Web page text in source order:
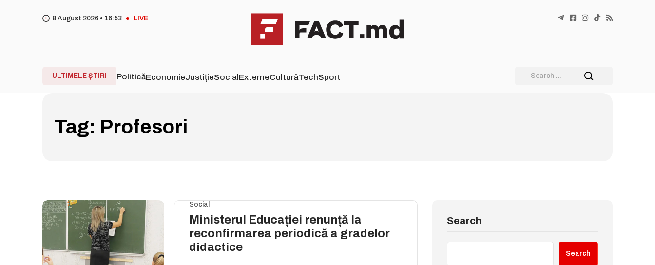
8 August 2026 • 16:53 LIVE
ULTIMELE ȘTIRI PoliticăEconomieJustițieSocialExterneCulturăTechSport
Tag: Profesori
Social
Ministerul Educației renunță la
reconfirmarea periodică a gradelor
didactice
Search
Search